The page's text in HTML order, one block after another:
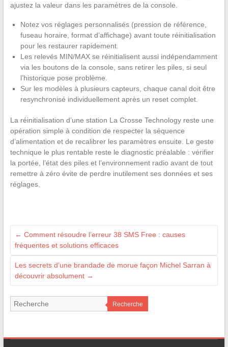
ajustez la valeur dans les paramètres de la console.
Notez vos réglages personnalisés (pression de référence,
fuseau horaire, format d’affichage) avant toute réinitialisation
pour les restaurer rapidement.
Les relevés MIN/MAX se réinitialisent aussi indépendamment
via les boutons de la console, sans retirer les piles, si seul
l’historique pose problème.
Sur les modèles à plusieurs capteurs, chaque canal doit être
resynchronisé individuellement après un reset complet.
La réinitialisation d’une station La Crosse Technology reste une
opération simple à condition de respecter la séquence
d’alimentation et de recalibrer les paramètres ensuite. Le geste
technique le plus rentable reste le diagnostic préalable : vérifier
la portée, l’état des piles et l’environnement radio avant de tout
remettre à zéro évite de perdre inutilement ses données et ses
réglages.
← Comment résoudre l’erreur 38 SMS Free : causes
fréquentes et solutions efficaces
Les secrets d’une brandade de morue façon Michel Sarran à
découvrir absolument →
Recherche